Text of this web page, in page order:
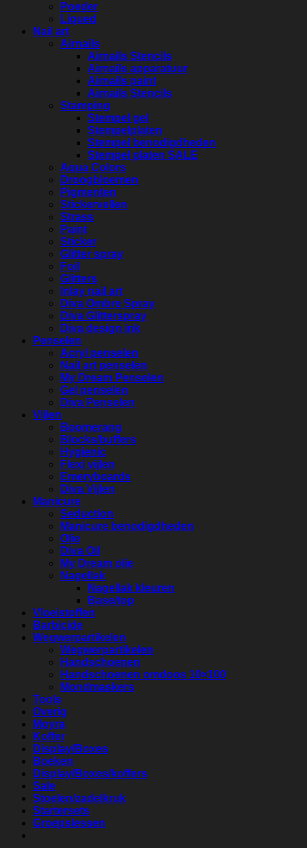
Poeder
Liqued
Nail art
Airnails
Airnails Stencils
Airnails apparatuur
Airnails paint
Airnails Stencils
Stamping
Stempel gel
Stempelplaten
Stempel benodigdheden
Stempel platen SALE
Aqua Colors
Droogbloemen
Pigmenten
Stickervellen
Strass
Paint
Sticker
Glitter spray
Foil
Glitters
Inlay nail art
Diva Ombre Spray
Diva Glitterspray
Diva design ink
Penselen
Acryl penselen
Nail art penselen
My Dream Penselen
Gel penselen
Diva Penselen
Vijlen
Boomerang
Blocks/buffers
Hygienic
Flexi vijlen
Emeryboards
Diva Vijlen
Manicure
Seduction
Manicure benodigdheden
Olie
Diva Oil
My Dream olie
Nagellak
Nagellak kleuren
Base/top
Vloeistoffen
Barbicide
Wegwerpartikelen
Wegwerpartikelen
Handschoenen
Handschoenen omdoos 10×100
Mondmaskers
Tools
Overig
Moyra
Koffer
Display/Boxes
Boeken
Display/Boxes/koffers
Sale
Stoelen/zadelkruk
Startersets
Groepslessen